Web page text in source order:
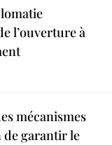
l’ouverture à
mécanismes
de garantir le